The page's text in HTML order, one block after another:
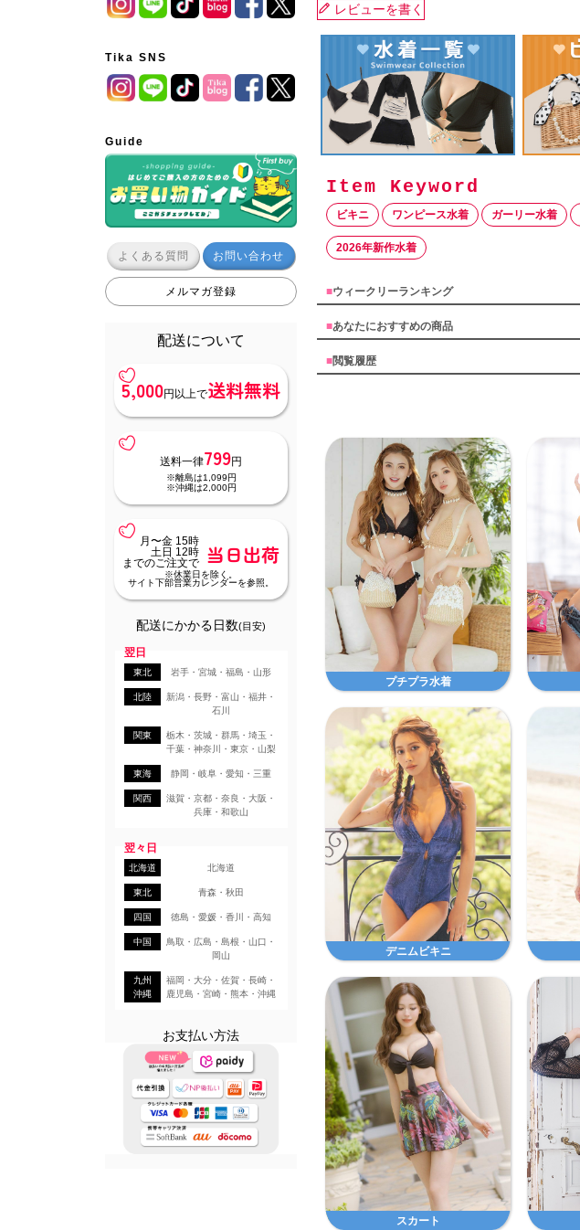
Tika SNS
Guide
よくある質問 お問い合わせ
メルマガ登録
配送について
5,000円以上で送料無料
送料一律799円
※離島は1,099円
※沖縄は2,000円
月〜金 15時
土日 12時
までのご注文で
当日出荷
※休業日を除く。
サイト下部営業カレンダーを参照。
配送にかかる日数(目安)
翌日
東北 岩手・宮城・福島・山形
北陸
新潟・長野・富山・福井・
石川
関東
栃木・茨城・群馬・埼玉・
千葉・神奈川・東京・山梨
東海 静岡・岐阜・愛知・三重
関西
滋賀・京都・奈良・大阪・
兵庫・和歌山
翌々日
北海道 北海道
東北 青森・秋田
四国 徳島・愛媛・香川・高知
中国
鳥取・広島・島根・山口・
岡山
九州
沖縄
福岡・大分・佐賀・長崎・
鹿児島・宮崎・熊本・沖縄
お支払い方法
レビューを書く
ビキニ ワンピース水着 ガーリー水着
2026年新作水着
■ウィークリーランキング
■あなたにおすすめの商品
■閲覧履歴
プチプラ水着
デニムビキニ
スカート